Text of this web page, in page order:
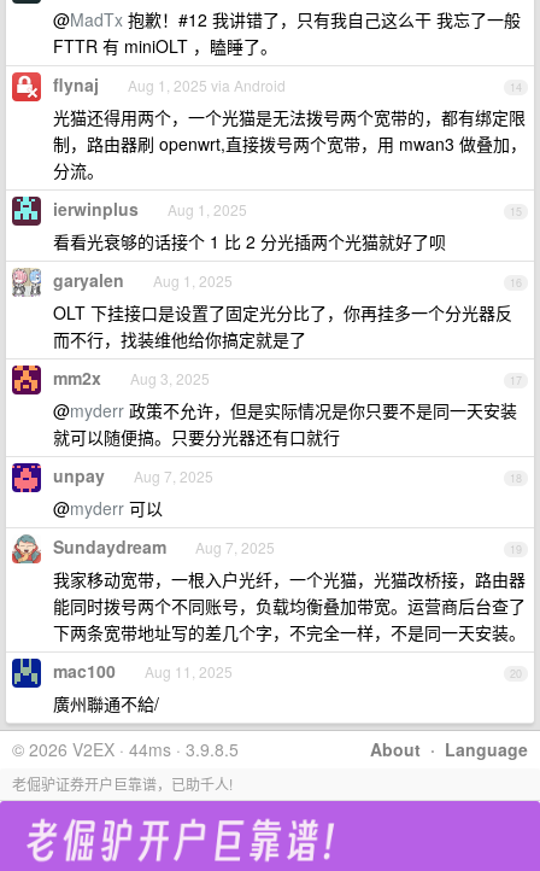
@MadTx 抱歉！#12 我讲错了，只有我自己这么干 我忘了一般
FTTR 有 miniOLT ，瞌睡了。
14
flynaj Aug 1, 2025 via Android
光猫还得用两个，一个光猫是无法拨号两个宽带的，都有绑定限
制，路由器刷 openwrt,直接拨号两个宽带，用 mwan3 做叠加，
分流。
15
ierwinplus Aug 1, 2025
看看光衰够的话接个 1 比 2 分光插两个光猫就好了呗
16
garyalen Aug 1, 2025
OLT 下挂接口是设置了固定光分比了，你再挂多一个分光器反
而不行，找装维他给你搞定就是了
17
mm2x Aug 3, 2025
@myderr 政策不允许，但是实际情况是你只要不是同一天安装
就可以随便搞。只要分光器还有口就行
18
unpay Aug 7, 2025
@myderr 可以
19
Sundaydream Aug 7, 2025
我家移动宽带，一根入户光纤，一个光猫，光猫改桥接，路由器
能同时拨号两个不同账号，负载均衡叠加带宽。运营商后台查了
下两条宽带地址写的差几个字，不完全一样，不是同一天安装。
20
mac100 Aug 11, 2025
廣州聯通不給/
About · Language
© 2026 V2EX · 44ms · 3.9.8.5
老倔驴证券开户巨靠谱，已助千人!